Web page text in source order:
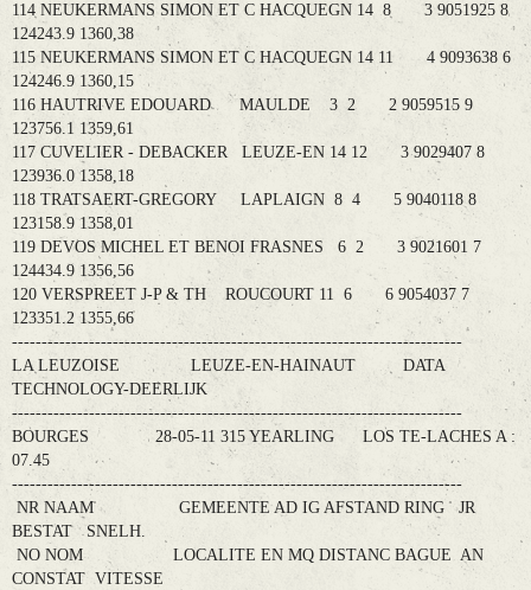
114 NEUKERMANS SIMON ET C HACQUEGN 14 8 3 9051925 8
124243.9 1360,38
115 NEUKERMANS SIMON ET C HACQUEGN 14 11 4 9093638 6
124246.9 1360,15
116 HAUTRIVE EDOUARD MAULDE 3 2 2 9059515 9
123756.1 1359,61
117 CUVELIER - DEBACKER LEUZE-EN 14 12 3 9029407 8
123936.0 1358,18
118 TRATSAERT-GREGORY LAPLAIGN 8 4 5 9040118 8
123158.9 1358,01
119 DEVOS MICHEL ET BENOI FRASNES 6 2 3 9021601 7
124434.9 1356,56
120 VERSPREET J-P & TH ROUCOURT 11 6 6 9054037 7
123351.2 1355,66
----------------------------------------------------------------------------
LA LEUZOISE LEUZE-EN-HAINAUT DATA
TECHNOLOGY-DEERLIJK
----------------------------------------------------------------------------
BOURGES 28-05-11 315 YEARLING LOS TE-LACHES A :
07.45
----------------------------------------------------------------------------
NR NAAM GEMEENTE AD IG AFSTAND RING JR
BESTAT SNELH.
NO NOM LOCALITE EN MQ DISTANC BAGUE AN
CONSTAT VITESSE